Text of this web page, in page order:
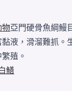
物亞門硬骨魚綱鰻
液，滑溜難抓。
殖。
鱔